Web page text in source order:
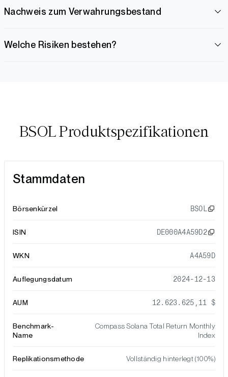
Nachweis zum Verwahrungsbestand
Welche Risiken bestehen?
BSOL Produktspezifikationen
Stammdaten
Börsenkürzel BSOL
ISIN DE000A4A59D2
WKN A4A59D
Auflegungsdatum 2024-12-13
AUM 12.623.625,11 $
Benchmark-
Name
Compass Solana Total Return Monthly
Index
Replikationsmethode Vollständig hinterlegt (100%)